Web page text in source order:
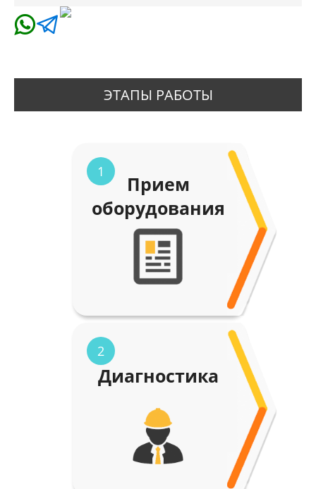
ЭТАПЫ РАБОТЫ
1
Прием
оборудования
2
Диагностика